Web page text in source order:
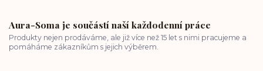
Aura-Soma je součástí naší každodenní práce
Produkty nejen prodáváme, ale již více než 15 let s nimi pracujeme a
pomáháme zákazníkům s jejich výběrem.